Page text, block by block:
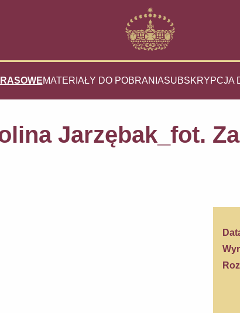
MATERIAŁY DO POBRANIASUBSKRYPCJA
Jarzębak_fot.